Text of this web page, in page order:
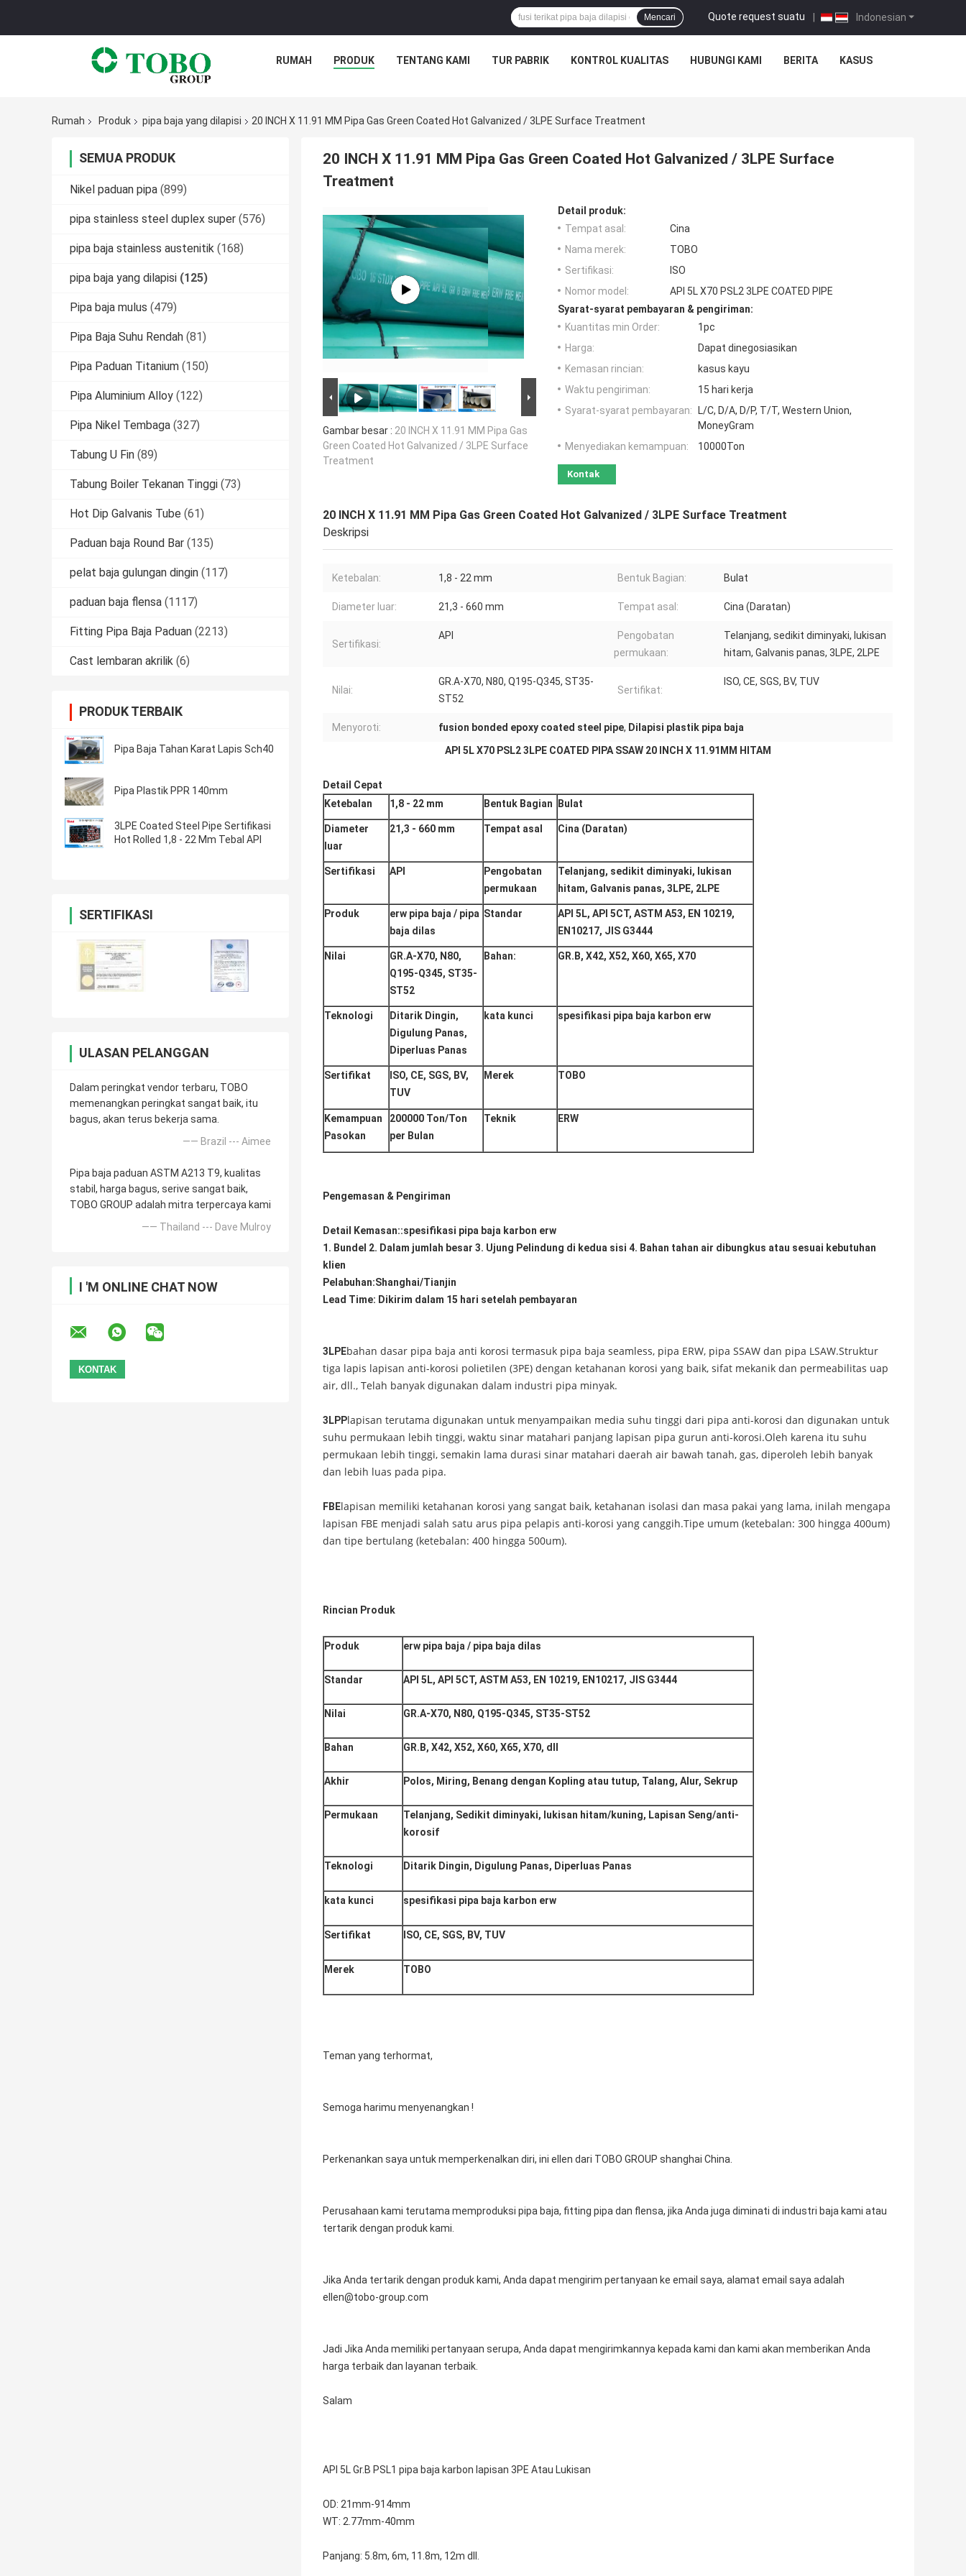
Indonesian
Quote request suatu |
Mencari
RUMAH PRODUK TENTANG KAMI TUR PABRIK KONTROL KUALITAS HUBUNGI KAMI BERITA KASUS
Rumah Produk pipa baja yang dilapisi 20 INCH X 11.91 MM Pipa Gas Green Coated Hot Galvanized / 3LPE Surface Treatment
SEMUA PRODUK
Nikel paduan pipa (899)
pipa stainless steel duplex super (576)
pipa baja stainless austenitik (168)
pipa baja yang dilapisi (125)
Pipa baja mulus (479)
Pipa Baja Suhu Rendah (81)
Pipa Paduan Titanium (150)
Pipa Aluminium Alloy (122)
Pipa Nikel Tembaga (327)
Tabung U Fin (89)
Tabung Boiler Tekanan Tinggi (73)
Hot Dip Galvanis Tube (61)
Paduan baja Round Bar (135)
pelat baja gulungan dingin (117)
paduan baja flensa (1117)
Fitting Pipa Baja Paduan (2213)
Cast lembaran akrilik (6)
PRODUK TERBAIK
Pipa Baja Tahan Karat Lapis Sch40
Pipa Plastik PPR 140mm
3LPE Coated Steel Pipe Sertifikasi
Hot Rolled 1,8 - 22 Mm Tebal API
SERTIFIKASI
ULASAN PELANGGAN
Dalam peringkat vendor terbaru, TOBO
memenangkan peringkat sangat baik, itu
bagus, akan terus bekerja sama.
—— Brazil --- Aimee
Pipa baja paduan ASTM A213 T9, kualitas
stabil, harga bagus, serive sangat baik,
TOBO GROUP adalah mitra terpercaya kami
—— Thailand --- Dave Mulroy
I 'M ONLINE CHAT NOW
20 INCH X 11.91 MM Pipa Gas Green Coated Hot Galvanized / 3LPE Surface
Treatment
Gambar besar : 20 INCH X 11.91 MM Pipa Gas
Green Coated Hot Galvanized / 3LPE Surface
Treatment
Detail produk:
Tempat asal:
Cina
Nama merek:
TOBO
Sertifikasi:
ISO
Nomor model:
API 5L X70 PSL2 3LPE COATED PIPE
Syarat-syarat pembayaran & pengiriman:
Kuantitas min Order:
1pc
Harga:
Dapat dinegosiasikan
Kemasan rincian:
kasus kayu
Waktu pengiriman:
15 hari kerja
Syarat-syarat pembayaran:
L/C, D/A, D/P, T/T, Western Union,
MoneyGram
Menyediakan kemampuan:
10000Ton
Kontak
20 INCH X 11.91 MM Pipa Gas Green Coated Hot Galvanized / 3LPE Surface Treatment
Deskripsi
Ketebalan: 1,8 - 22 mm Bentuk Bagian: Bulat
Diameter luar: 21,3 - 660 mm Tempat asal: Cina (Daratan)
Sertifikasi:
API
Pengobatan
permukaan:
Telanjang, sedikit diminyaki, lukisan
hitam, Galvanis panas, 3LPE, 2LPE
Nilai:
GR.A-X70, N80, Q195-Q345, ST35-
ST52
Sertifikat:
ISO, CE, SGS, BV, TUV
Menyoroti: fusion bonded epoxy coated steel pipe, Dilapisi plastik pipa baja
API 5L X70 PSL2 3LPE COATED PIPA SSAW 20 INCH X 11.91MM HITAM
Detail Cepat
Ketebalan
1,8 - 22 mm Bentuk Bagian Bulat
Diameter
luar
21,3 - 660 mm Tempat asal Cina (Daratan)
Sertifikasi API
Pengobatan
permukaan
Telanjang, sedikit diminyaki, lukisan
hitam, Galvanis panas, 3LPE, 2LPE
Produk
erw pipa baja / pipa
baja dilas
Standar
API 5L, API 5CT, ASTM A53, EN 10219,
EN10217, JIS G3444
Nilai
GR.A-X70, N80,
Q195-Q345, ST35-
ST52
Bahan: GR.B, X42, X52, X60, X65, X70
Teknologi
Ditarik Dingin,
Digulung Panas,
Diperluas Panas
kata kunci spesifikasi pipa baja karbon erw
Sertifikat
ISO, CE, SGS, BV,
TUV
Merek TOBO
Kemampuan
Pasokan
200000 Ton/Ton
per Bulan
Teknik ERW
Pengemasan & Pengiriman
Detail Kemasan::spesifikasi pipa baja karbon erw
1. Bundel 2. Dalam jumlah besar 3. Ujung Pelindung di kedua sisi 4. Bahan tahan air dibungkus atau sesuai kebutuhan
klien
Pelabuhan:Shanghai/Tianjin
Lead Time: Dikirim dalam 15 hari setelah pembayaran
3LPEbahan dasar pipa baja anti korosi termasuk pipa baja seamless, pipa ERW, pipa SSAW dan pipa LSAW.Struktur
tiga lapis lapisan anti-korosi polietilen (3PE) dengan ketahanan korosi yang baik, sifat mekanik dan permeabilitas uap
air, dll., Telah banyak digunakan dalam industri pipa minyak.
3LPPlapisan terutama digunakan untuk menyampaikan media suhu tinggi dari pipa anti-korosi dan digunakan untuk
suhu permukaan lebih tinggi, waktu sinar matahari panjang lapisan pipa gurun anti-korosi.Oleh karena itu suhu
permukaan lebih tinggi, semakin lama durasi sinar matahari daerah air bawah tanah, gas, diperoleh lebih banyak
dan lebih luas pada pipa.
FBElapisan memiliki ketahanan korosi yang sangat baik, ketahanan isolasi dan masa pakai yang lama, inilah mengapa
lapisan FBE menjadi salah satu arus pipa pelapis anti-korosi yang canggih.Tipe umum (ketebalan: 300 hingga 400um)
dan tipe bertulang (ketebalan: 400 hingga 500um).
Rincian Produk
Produk erw pipa baja / pipa baja dilas
Standar API 5L, API 5CT, ASTM A53, EN 10219, EN10217, JIS G3444
Nilai GR.A-X70, N80, Q195-Q345, ST35-ST52
Bahan GR.B, X42, X52, X60, X65, X70, dll
Akhir Polos, Miring, Benang dengan Kopling atau tutup, Talang, Alur, Sekrup
Permukaan
Telanjang, Sedikit diminyaki, lukisan hitam/kuning, Lapisan Seng/anti-
korosif
Teknologi Ditarik Dingin, Digulung Panas, Diperluas Panas
kata kunci spesifikasi pipa baja karbon erw
Sertifikat ISO, CE, SGS, BV, TUV
Merek TOBO
Teman yang terhormat,
Semoga harimu menyenangkan !
Perkenankan saya untuk memperkenalkan diri, ini ellen dari TOBO GROUP shanghai China.
Perusahaan kami terutama memproduksi pipa baja, fitting pipa dan flensa, jika Anda juga diminati di industri baja kami atau
tertarik dengan produk kami.
Jika Anda tertarik dengan produk kami, Anda dapat mengirim pertanyaan ke email saya, alamat email saya adalah
ellen@tobo-group.com
Jadi Jika Anda memiliki pertanyaan serupa, Anda dapat mengirimkannya kepada kami dan kami akan memberikan Anda
harga terbaik dan layanan terbaik.
Salam
API 5L Gr.B PSL1 pipa baja karbon lapisan 3PE Atau Lukisan
OD: 21mm-914mm
WT: 2.77mm-40mm
Panjang: 5.8m, 6m, 11.8m, 12m dll.